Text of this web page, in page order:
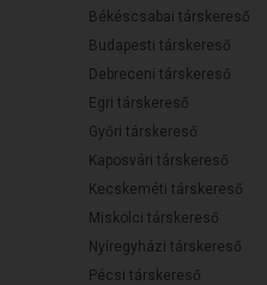
Békéscsabai társkereső
Budapesti társkereső
Debreceni társkereső
Egri társkereső
Győri társkereső
Kaposvári társkereső
Kecskeméti társkereső
Miskolci társkereső
Nyíregyházi társkereső
Pécsi társkereső